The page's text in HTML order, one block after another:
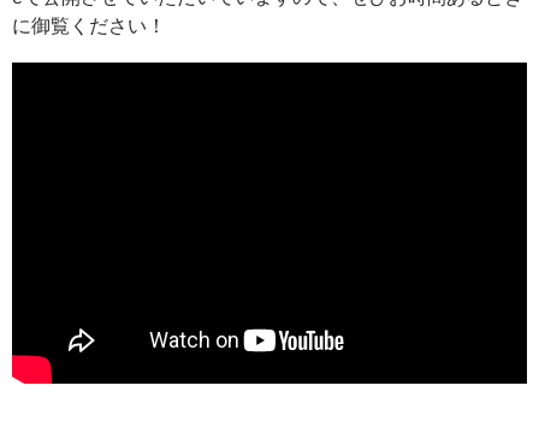
に御覧ください！